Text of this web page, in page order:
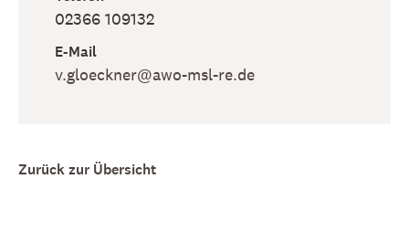
02366 109132
E-Mail
v​.gloeckner​@awo-msl-re​.de
Zurück zur Übersicht